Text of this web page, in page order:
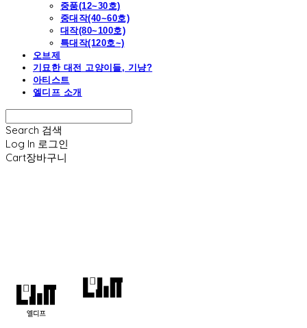
중품(12~30호)
중대작(40~60호)
대작(80~100호)
특대작(120호~)
오브제
기묘한 대전 고양이들, 기냥?
아티스트
엘디프 소개
Search 검색
Log In 로그인
Cart장바구니